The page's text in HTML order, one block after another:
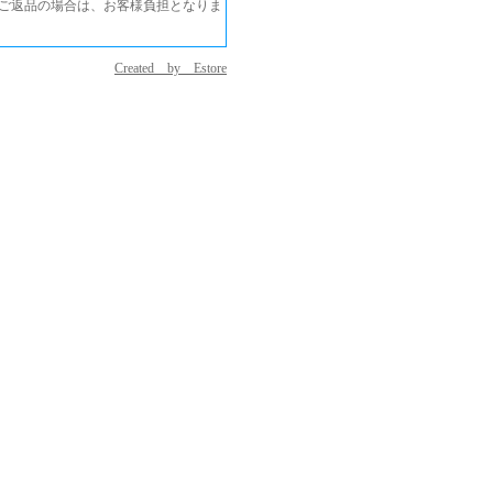
返品の場合は、お客様負担となりま
Created by Estore